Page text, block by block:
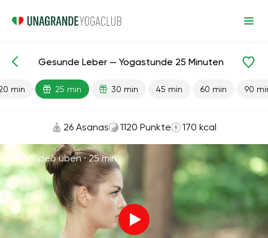
Fertige Lektionen Leber Verdauung
Gesunde Leber — Yogastunde 25 Minuten
min 25 min 30 min 45 min 60 min 90
26 Asanas 1120 Punkte 170 kcal
Mit Video üben ·25 min